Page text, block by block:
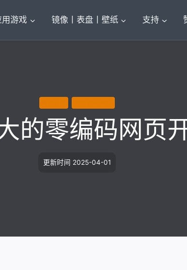
用游戏 镜像丨表盘丨壁纸 支持
的零编码网页
更新时间 2025-04-01